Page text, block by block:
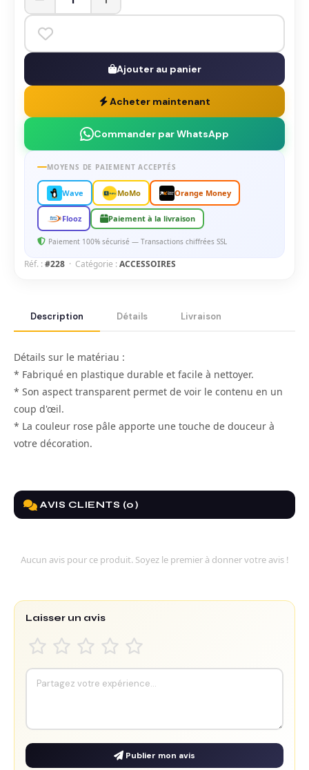
Ajouter au panier
Acheter maintenant
Commander par WhatsApp
MOYENS DE PAIEMENT ACCEPTÉS
Wave MoMo Orange Money
Flooz Paiement à la livraison
Paiement 100% sécurisé — Transactions chiffrées SSL
Réf. : #228 · Catégorie : ACCESSOIRES
Description Détails Livraison
Détails sur le matériau :
* Fabriqué en plastique durable et facile à nettoyer.
* Son aspect transparent permet de voir le contenu en un
coup d'œil.
* La couleur rose pâle apporte une touche de douceur à
votre décoration.
AVIS CLIENTS (0)
Aucun avis pour ce produit. Soyez le premier à donner votre avis !
Laisser un avis
Publier mon avis